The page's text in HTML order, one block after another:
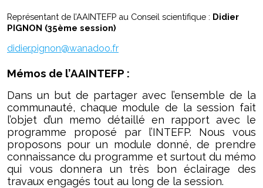
Représentant de l’AAINTEFP au Conseil scientifique : Didier
PIGNON (35ème session)
didier.pignon@wanadoo.fr
Mémos de l’AAINTEFP :
Dans un but de partager avec l’ensemble de la
communauté, chaque module de la session fait
l’objet d’un memo détaillé en rapport avec le
programme proposé par l’INTEFP. Nous vous
proposons pour un module donné, de prendre
connaissance du programme et surtout du mémo
qui vous donnera un très bon éclairage des
travaux engagés tout au long de la session.